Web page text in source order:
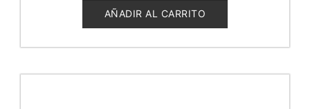
de
5
AÑADIR AL CARRITO